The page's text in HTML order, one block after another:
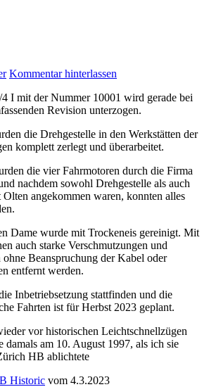
Kommentar hinterlassen
I mit der Nummer 10001 wird gerade bei
Revision unterzogen.
die Drehgestelle in den Werkstätten der
komplett zerlegt und überarbeitet.
die vier Fahrmotoren durch die Firma
nachdem sowohl Drehgestelle als auch
angekommen waren, konnten alles
Dame wurde mit Trockeneis gereinigt. Mit
auch starke Verschmutzungen und
ohne Beanspruchung der Kabel oder
entfernt werden.
Inbetriebsetzung stattfinden und die
Fahrten ist für Herbst 2023 geplant.
vor historischen Leichtschnellzügen
am 10. August 1997, als ich sie
HB ablichtete
Historic vom 4.3.2023